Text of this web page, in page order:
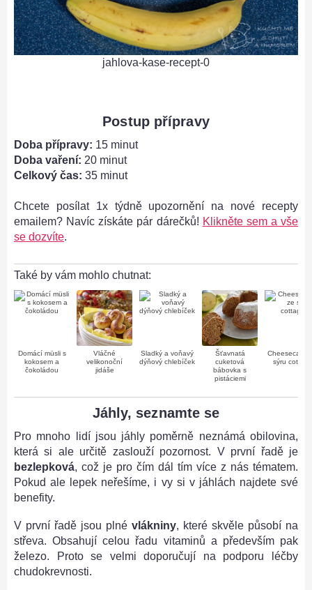
jahlova-kase-recept-0
Postup přípravy
Doba přípravy: 15 minut
Doba vaření: 20 minut
Celkový čas: 35 minut
Chcete posílat 1x týdně upozornění na nové recepty
emailem? Navíc získáte pár dárečků! Klikněte sem a vše
se dozvíte.
Také by vám mohlo chutnat:
Domácí müsli s
kokosem a
čokoládou
Vláčné
velikonoční
jidáše
Sladký a voňavý
dýňový chlebíček
Šťavnatá
cuketová
bábovka s
pistáciemi
Cheesecake
sýru cottage
Jáhly, seznamte se
Pro mnoho lidí jsou jáhly poměrně neznámá obilovina,
která si ale určitě zaslouží pozornost. V první řadě je
bezlepková, což je pro čím dál tím více z nás tématem.
Pokud ale lepek neřešíme, i vy si v jáhlách najdete své
benefity.
V první řadě jsou plné vlákniny, které skvěle působí na
střeva. Obsahují celou řadu vitaminů a především pak
železo. Proto se velmi doporučují na podporu léčby
chudokrevnosti.